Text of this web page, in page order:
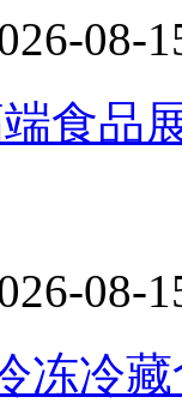
08-
食品
08-
冻冷